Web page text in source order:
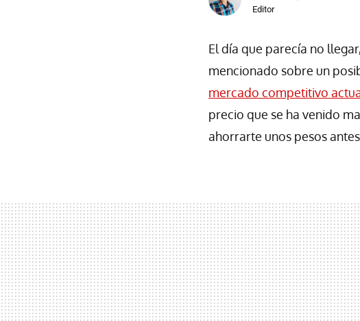
Editor
El día que parecía no
mencionado sobre un
mercado competitivo
precio que se ha venido
ahorrarte unos pesos